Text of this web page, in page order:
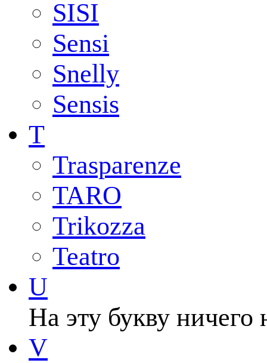
SISI
Sensi
Snelly
Sensis
T
Trasparenze
TARO
Trikozza
Teatro
U
На эту букву ничего
V